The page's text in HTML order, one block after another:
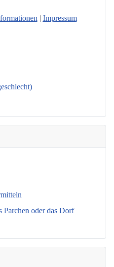
oder das Dorf
| Impressum